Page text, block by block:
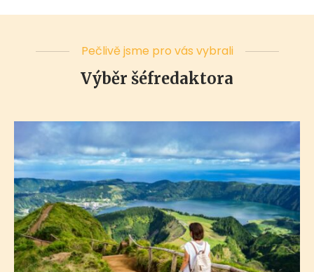
Pečlivě jsme pro vás vybrali
Výběr šéfredaktora